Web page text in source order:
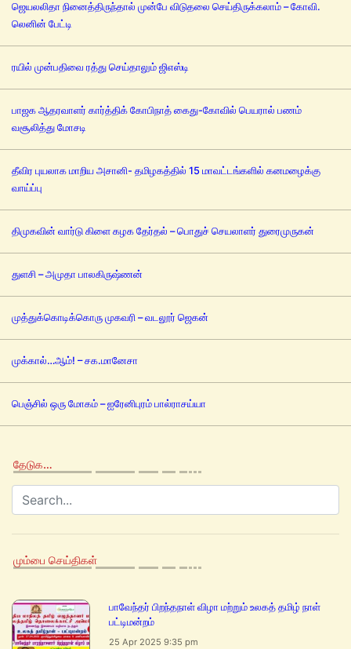
ஜெயலலிதா நினைத்திருந்தால் முன்பே விடுதலை செய்திருக்கலாம் – கோவி.
லெனின் பேட்டி
ரயில் முன்பதிவை ரத்து செய்தாலும் ஜிஎஸ்டி
பாஜக ஆதரவாளர் கார்த்திக் கோபிநாத் கைது-கோவில் பெயரால் பணம்
வசூலித்து மோசடி
தீவிர புயலாக மாறிய அசானி- தமிழகத்தில் 15 மாவட்டங்களில் கனமழைக்கு
வாய்ப்பு
திமுகவின் வார்டு கிளை கழக தேர்தல் – பொதுச் செயலாளர் துரைமுருகன்
துளசி – அமுதா பாலகிருஷ்ணன்
முத்துக்கொடிக்கொரு முகவரி – வடலூர் ஜெகன்
முக்கால்…ஆம்! – சக.மானேசா
பெஞ்சில் ஒரு மோகம் – ஐரேனிபுரம் பால்ராசய்யா
தேடுக…
மும்பை செய்திகள்
பாவேந்தர் பிறந்தநாள் விழா மற்றும் உலகத் தமிழ் நாள்
பட்டிமன்றம்
25 Apr 2025 9:35 pm